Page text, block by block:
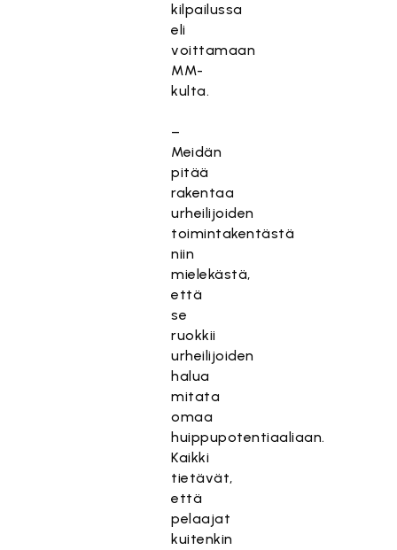
kilpailussa
eli
voittamaan
MM-
kulta.
–
Meidän
pitää
rakentaa
urheilijoiden
toimintakentästä
niin
mielekästä,
että
se
ruokkii
urheilijoiden
halua
mitata
omaa
huippupotentiaaliaan.
Kaikki
tietävät,
että
pelaajat
kuitenkin